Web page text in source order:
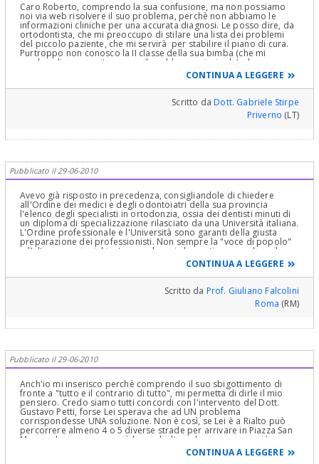
Caro Roberto, comprendo la sua confusione, ma non possiamo
noi via web risolvere il suo problema, perchè non abbiamo le
informazioni cliniche per una accurata diagnosi. Le posso dire, da
ortodontista, che mi preoccupo di stilare una lista dei problemi
del piccolo paziente, che mi servirà per stabilire il piano di cura.
Purtroppo non conosco la II classe della sua bimba (che mi
sembra di aver capito essere il problema principale), che come
illustrato precedentemente può essere di diversi tipi. Il
problema è un eccesso di crescita mascellare o è una retrusione
mandibolare o la combinazione di entrambe? E quale è il ruolo dei
tessuti molli nello sviluppo della malocclusione? Inoltre individuare
il TIMING (= fase di crescita durante la quale iniziare il
trattamento) è fondamentale per raggiungere un buon risultato
CONTINUA A LEGGERE
Scritto daDott. Gabriele Stirpe
Priverno (LT)
Pubblicato il 29-06-2010
Avevo già risposto in precedenza, consigliandole di chiedere
all'Ordine dei medici e degli odontoiatri della sua provincia
l'elenco degli specialisti in ortodonzia, ossia dei dentisti minuti di
un diploma di specializzazione rilasciato da una Università italiana.
L'Ordine professionale e l'Università sono garanti della giusta
preparazione dei professionisti. Non sempre la "voce di popolo"
o l'alto onorario richiesto sono buoni elementi per scegliere il
professionista più affidabile. Chieda comunque a chi prenderà in
cura suo figlio di fare una accurata diagnosi e prognosi, con le
radiografie adatte (NON la panoramica): si deve eseguire una
radiografia del cranio in proiezione latero-laterale e fare su di
essa uno studio cefalometrico per stabilire i parametri attuali,
quelli da correggere e le eventuali possibilità. Chi le ha dato un
CONTINUA A LEGGERE
Scritto da Prof. Giuliano Falcolini
Roma (RM)
Pubblicato il 29-06-2010
Anch'io mi inserisco perchè comprendo il suo sbigottimento di
fronte a "tutto e il contrario di tutto", mi permetta di dirle il mio
pensiero. Credo siamo tutti concordi con l'intervento del Dott.
Gustavo Petti, forse Lei sperava che ad UN problema
corrispondesse UNA soluzione. Non è così, se Lei è a Rialto può
percorrere almeno 4 o 5 diverse strade per arrivare in Piazza San
Marco, alcune saranno più brevi di altre, alcune saranno più
affollate, ma il risultato deve essere quello di arrivare a destino.
Ognuno di noi affronta i problemi secondo la propria esperienza,
CONTINUA A LEGGERE